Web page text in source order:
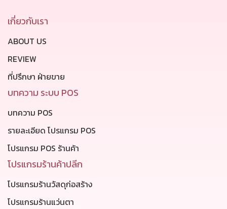
เกี่ยวกับเรา
ABOUT US
REVIEW
ที่ปรึกษา ฝ่ายขาย
บทความ ระบบ POS
บทความ POS
รายละเอียด โปรแกรม POS
โปรแกรม POS ร้านค้า
โปรแกรมร้านค้าปลีก
โปรแกรมร้านวัสดุก่อสร้าง
โปรแกรมร้านแว่นตา